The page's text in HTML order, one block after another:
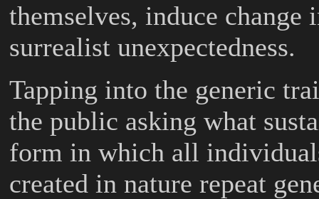
themselves, induce
surrealist unexpectedness.
Tapping into the generic
the public asking what
form in which all
created in nature repeat